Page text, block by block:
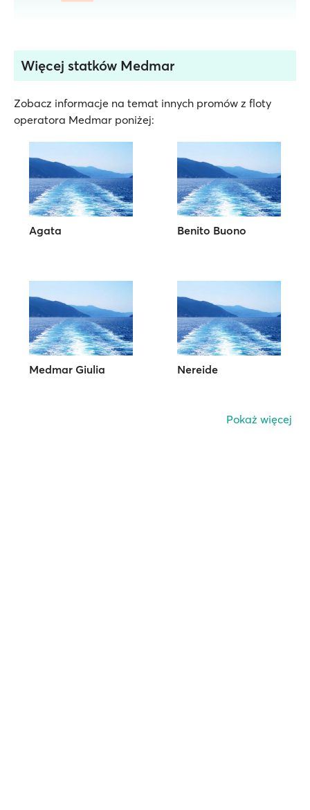
Więcej statków Medmar
Zobacz informacje na temat innych promów z floty
operatora Medmar poniżej:
Agata Benito Buono
Medmar Giulia Nereide
Pokaż więcej